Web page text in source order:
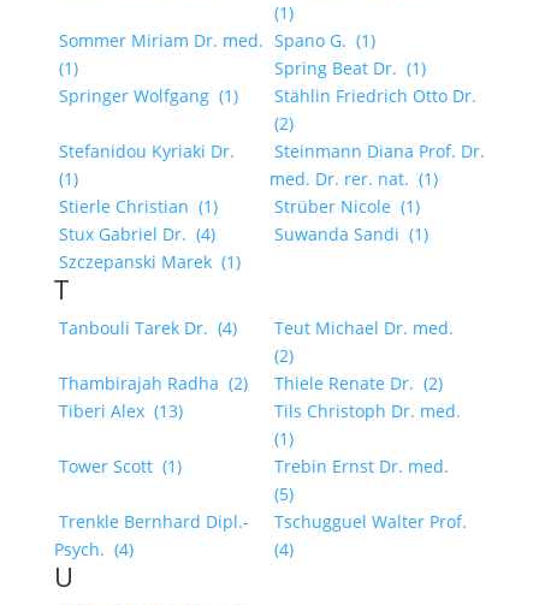
(1)
Sommer Miriam Dr. med.
(1)
Spano G. (1)
Spring Beat Dr. (1)
Springer Wolfgang (1)
Stählin Friedrich Otto Dr.
(2)
Stefanidou Kyriaki Dr.
(1)
Steinmann Diana Prof. Dr.
med. Dr. rer. nat. (1)
Stierle Christian (1) Strüber Nicole (1)
Stux Gabriel Dr. (4) Suwanda Sandi (1)
Szczepanski Marek (1)
T
Tanbouli Tarek Dr. (4)
Teut Michael Dr. med.
(2)
Thambirajah Radha (2) Thiele Renate Dr. (2)
Tiberi Alex (13)
Tils Christoph Dr. med.
(1)
Tower Scott (1)
Trebin Ernst Dr. med.
(5)
Trenkle Bernhard Dipl.-
Psych. (4)
Tschugguel Walter Prof.
(4)
U